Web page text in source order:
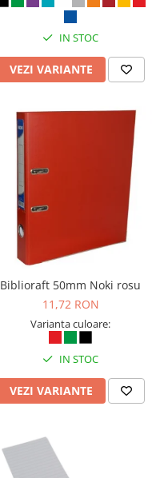
IN STOC
VEZI VARIANTE
Biblioraft 50mm Noki rosu
11,72 RON
Varianta culoare:
IN STOC
VEZI VARIANTE